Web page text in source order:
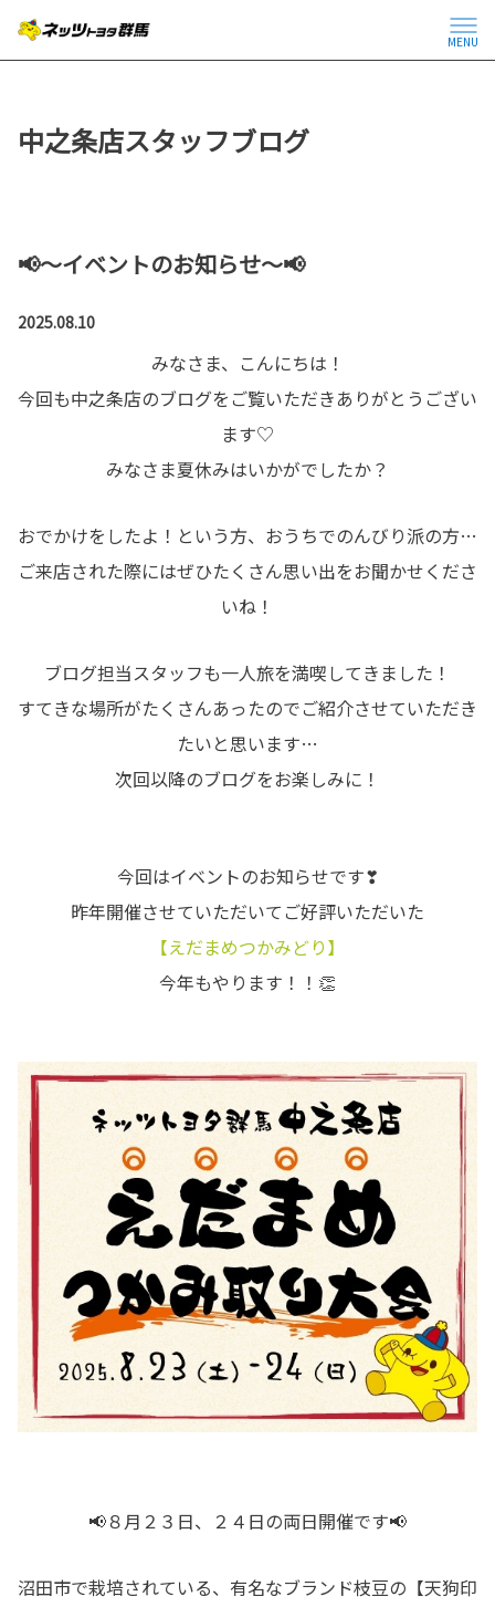
MENU
中之条店スタッフブログ
📢～イベントのお知らせ～📢
2025.08.10
みなさま、こんにちは！
今回も中之条店のブログをご覧いただきありがとうござい
ます♡
みなさま夏休みはいかがでしたか？
おでかけをしたよ！という方、おうちでのんびり派の方…
ご来店された際にはぜひたくさん思い出をお聞かせくださ
いね！
ブログ担当スタッフも一人旅を満喫してきました！
すてきな場所がたくさんあったのでご紹介させていただき
たいと思います…
次回以降のブログをお楽しみに！
今回はイベントのお知らせです❣
昨年開催させていただいてご好評いただいた
【えだまめつかみどり】
今年もやります！！👏
📢８月２３日、２４日の両日開催です📢
沼田市で栽培されている、有名なブランド枝豆の【天狗印